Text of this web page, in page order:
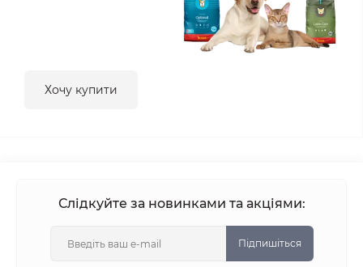
Хочу купити
Слідкуйте за новинками та акціями:
Підпишіться